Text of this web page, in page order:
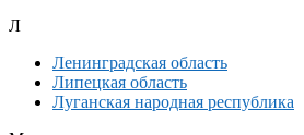
Л
Ленинградская область
Липецкая область
Луганская народная республика